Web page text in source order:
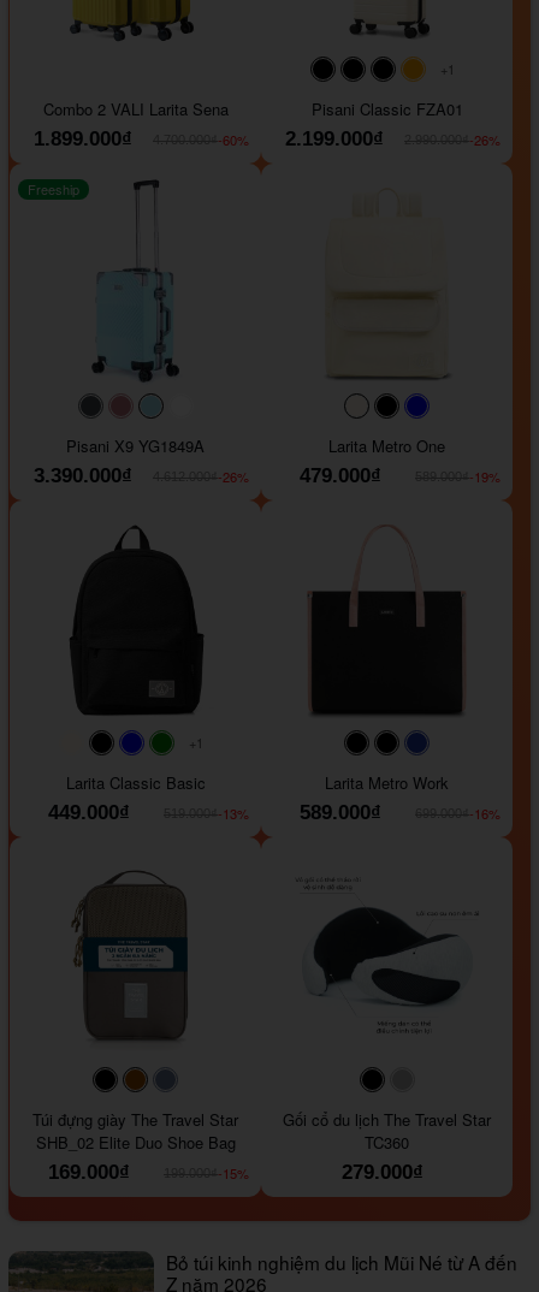
Combo 2 VALI Larita Sena
1.899.000₫
-60%
#000000#000000
#000000
#ffa500
+1
Pisani Classic FZA01
2.199.000₫
-26%
#40454a#b76e79
#9ad8e7
Freeship
Pisani X9 YG1849A
3.390.000₫
-26%
#faf0e6#000000
Larita Metro One
479.000₫
-19%
#faf0e6
#000000#0000FF#008000
+1
Larita Classic Basic
449.000₫
-13%
#000000#000000
Larita Metro Work
589.000₫
-16%
#000000#964B00
Túi đựng giày The Travel Star
SHB_02 Elite Duo Shoe Bag
169.000₫
-15%
#000000
Gối cổ du lịch The Travel Star
TC360
279.000₫
Bỏ túi kinh nghiệm du lịch Mũi Né từ A đến
Z năm 2026